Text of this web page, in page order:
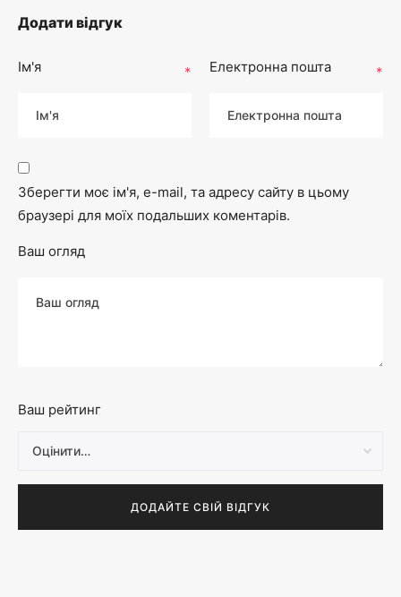
0
Додати відгук
Ім'я * Електронна пошта *
Зберегти моє ім'я, e-mail, та адресу сайту в цьому
браузері для моїх подальших коментарів.
Ваш огляд
Ваш рейтинг